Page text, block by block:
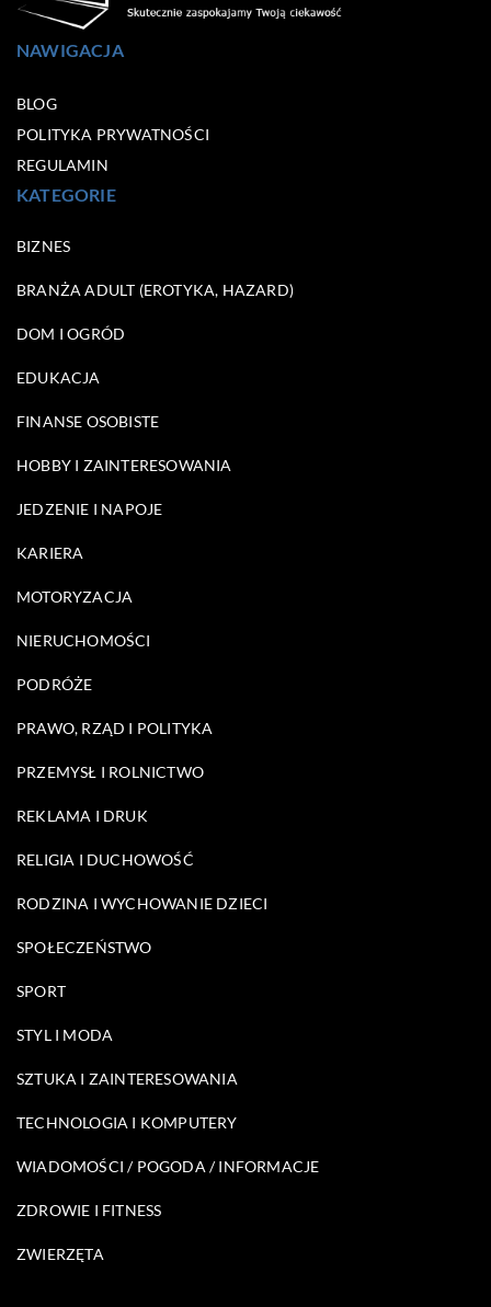
NAWIGACJA
BLOG
POLITYKA PRYWATNOŚCI
REGULAMIN
KATEGORIE
BIZNES
BRANŻA ADULT (EROTYKA, HAZARD)
DOM I OGRÓD
EDUKACJA
FINANSE OSOBISTE
HOBBY I ZAINTERESOWANIA
JEDZENIE I NAPOJE
KARIERA
MOTORYZACJA
NIERUCHOMOŚCI
PODRÓŻE
PRAWO, RZĄD I POLITYKA
PRZEMYSŁ I ROLNICTWO
REKLAMA I DRUK
RELIGIA I DUCHOWOŚĆ
RODZINA I WYCHOWANIE DZIECI
SPOŁECZEŃSTWO
SPORT
STYL I MODA
SZTUKA I ZAINTERESOWANIA
TECHNOLOGIA I KOMPUTERY
WIADOMOŚCI / POGODA / INFORMACJE
ZDROWIE I FITNESS
ZWIERZĘTA